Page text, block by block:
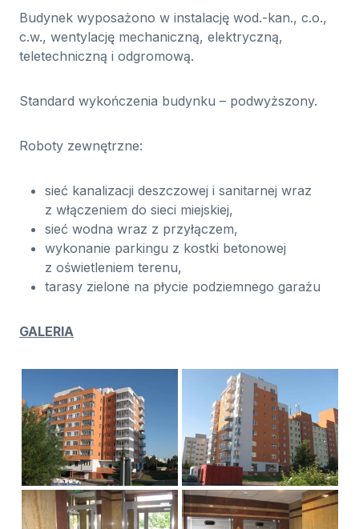
Budynek wyposażono w instalację wod.-kan., c.o.,
c.w., wentylację mechaniczną, elektryczną,
teletechniczną i odgromową.
Standard wykończenia budynku – podwyższony.
Roboty zewnętrzne:
sieć kanalizacji deszczowej i sanitarnej wraz
z włączeniem do sieci miejskiej,
sieć wodna wraz z przyłączem,
wykonanie parkingu z kostki betonowej
z oświetleniem terenu,
tarasy zielone na płycie podziemnego garażu
GALERIA